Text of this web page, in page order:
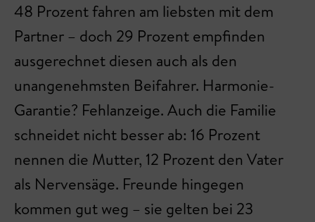
48 Prozent fahren am liebsten mit dem
Partner – doch 29 Prozent empfinden
ausgerechnet diesen auch als den
unangenehmsten Beifahrer. Harmonie-
Garantie? Fehlanzeige. Auch die Familie
schneidet nicht besser ab: 16 Prozent
nennen die Mutter, 12 Prozent den Vater
als Nervensäge. Freunde hingegen
kommen gut weg – sie gelten bei 23